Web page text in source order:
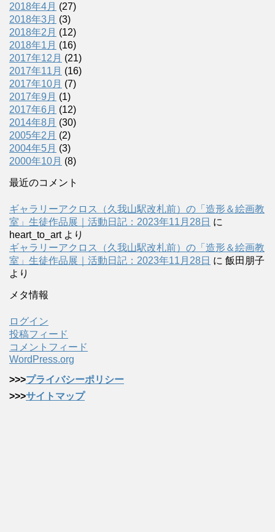
2018年4月 (27)
2018年3月 (3)
2018年2月 (12)
2018年1月 (16)
2017年12月 (21)
2017年11月 (16)
2017年10月 (7)
2017年9月 (1)
2017年6月 (12)
2014年8月 (30)
2005年2月 (2)
2004年5月 (3)
2000年10月 (8)
最近のコメント
ギャラリーアクロス（久我山駅改札前）の「造形＆絵画教
室」生徒作品展｜活動日記：2023年11月28日 に
heart_to_artより
ギャラリーアクロス（久我山駅改札前）の「造形＆絵画教
室」生徒作品展｜活動日記：2023年11月28日 に 飯田朋子
より
メタ情報
ログイン
投稿フィード
コメントフィード
WordPress.org
>>>プライバシーポリシー
>>>サイトマップ